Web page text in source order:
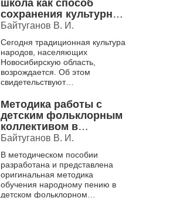
школа как способ
сохранения культурных
традиций региона
Байтуганов В. И.
Сегодня традиционная культура
народов, населяющих
Новосибирскую область,
возрождается. Об этом
свидетельствуют
инициативы, конференции,
праздники, фестивали
национальных кул...
Методика работы с
детским фольклорным
коллективом в
пространстве
традиционной
культуры.
Методическое пособие .
Байтуганов В. И.
В методическом пособии
разработана и представлена
оригинальная методика
обучения народному пению в
детском фольклорном